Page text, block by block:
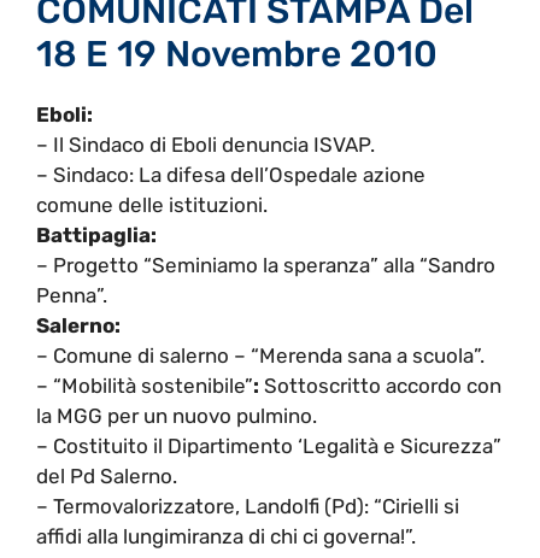
COMUNICATI STAMPA Del
18 E 19 Novembre 2010
Eboli:
– Il Sindaco di Eboli denuncia ISVAP.
– Sindaco: La difesa dell’Ospedale azione
comune delle istituzioni.
Battipaglia:
– Progetto “Seminiamo la speranza” alla “Sandro
Penna”.
Salerno:
– Comune di salerno – “Merenda sana a scuola”.
– “Mobilità sostenibile”: Sottoscritto accordo con
la MGG per un nuovo pulmino.
– Costituito il Dipartimento ‘Legalità e Sicurezza”
del Pd Salerno.
– Termovalorizzatore, Landolfi (Pd): “Cirielli si
affidi alla lungimiranza di chi ci governa!”.